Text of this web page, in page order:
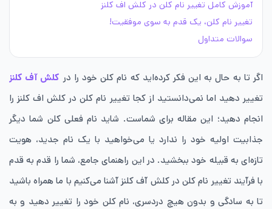
آموزش کامل تغییر نام کلن در کلش اف کلنز
تغییر نام کلن، یک قدم به سوی موفقیت!
سوالات متداول
اگر تا به حال به این فکر کرده‌اید که نام کلن خود را در کلش آف کلنز
تغییر دهید اما نمی‌دانستید از کجا تغییر نام کلن در کلش اف کلنز را
انجام دهید؛ این مقاله برای شماست. شاید نام فعلی کلن شما دیگر
جذابیت اولیه خود را ندارد یا می‌خواهید با یک نام جدید، هویت
تازه‌ای به قبیله خود ببخشید. در این راهنمای جامع، شما را قدم به قدم
با فرآیند تغییر نام کلن در کلش آف کلنز آشنا می‌کنیم با ما همراه باشید
تا به سادگی و بدون هیچ دردسری، نام کلن خود را تغییر دهید و به